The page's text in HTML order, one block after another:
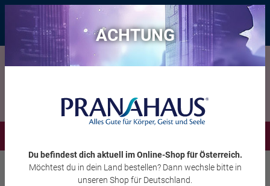
Bis zu 20 € Rabatt* mit dem Vorteils-Codeeintauchen , gültig bis
11.08.2026
Inspiration Webinare
Webinare Spiritualität
Die Macht der zwei Seelen in dir
ACHTUNG
Du befindest dich aktuell im Online-Shopfür Österreich.
Möchtest du in dein Land bestellen? Dann wechsle bitte in
unseren Shop für Deutschland